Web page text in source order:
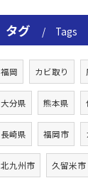
タグ Tags
福岡 カビ取り
大分県 熊本県
長崎県 福岡市
北九州市 久留米市